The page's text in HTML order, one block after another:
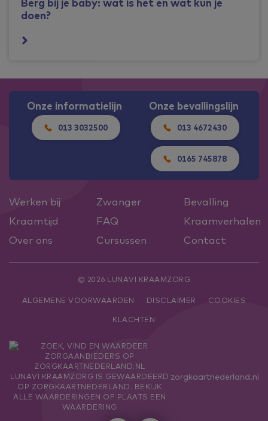
doen?
Onze informatielijn
013 3032500
Onze bevallingslijn
013 4672430
0165 745878
Werken bij Zwanger
Bevalling
Kraamtijd
FAQ
Kraamverhalen
Over ons
Cursussen Contact
© 2026 LUNAVI KRAAMZORG
ALGEMENE VOORWAARDEN DISCLAIMER
COOKIES
KLACHTEN
LUNAVI KRAAMZORG IS GEWAARDEERD
OP ZORGKAARTNEDERLAND. BEKIJK
ALLE WAARDERINGEN OF PLAATS EEN
WAARDERING
zorgkaartnederland.nl